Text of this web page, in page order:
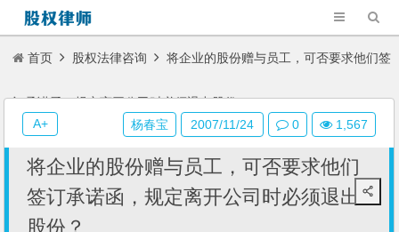
首页 股权法律咨询 将企业的股份赠与员工，可否要求他们签
订承诺函，规定离开公司时必须退出股份？
将企业的股份赠与员工，可否要求他们
签订承诺函，规定离开公司时必须退出
股份？
杨春宝 2007/11/24 0 1,567
A+